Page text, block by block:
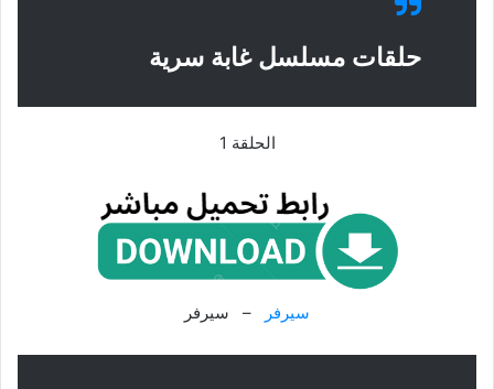
حلقات مسلسل غابة سرية
الحلقة 1
سيرفر – سيرفر